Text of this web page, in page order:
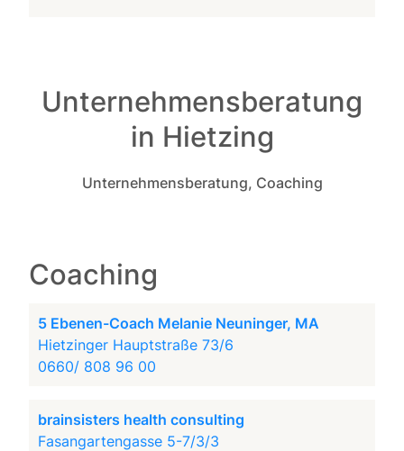
Unternehmensberatung
in Hietzing
Unternehmensberatung, Coaching
Coaching
5 Ebenen-Coach Melanie Neuninger, MA
Hietzinger Hauptstraße 73/6
0660/ 808 96 00
brainsisters health consulting
Fasangartengasse 5-7/3/3